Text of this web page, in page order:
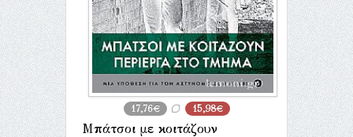
17,76€ 15,98€
Μπάτσοι με κοιτάζουν